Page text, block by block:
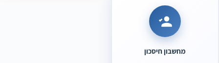
מחשבון חיסכון